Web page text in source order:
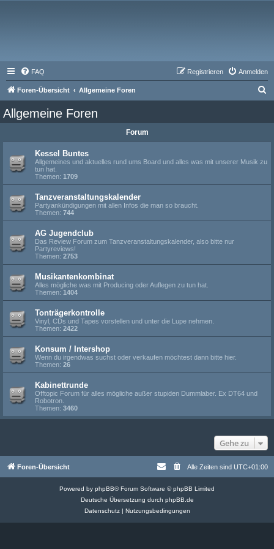
FAQ Anmelden
Registrieren
Foren-Übersicht Allgemeine Foren
Allgemeine Foren
Forum
Kessel Buntes
Allgemeines und aktuelles rund ums Board und alles was mit unserer Musik zu
tun hat.
Themen: 1709
Tanzveranstaltungskalender
Partyankündigungen mit allen Infos die man so braucht.
Themen: 744
AG Jugendclub
Das Review Forum zum Tanzveranstaltungskalender, also bitte nur
Partyreviews!
Themen: 2753
Musikantenkombinat
Alles mögliche was mit Producing oder Auflegen zu tun hat.
Themen: 1404
Tonträgerkontrolle
Vinyl, CDs und Tapes vorstellen und unter die Lupe nehmen.
Themen: 2422
Konsum / Intershop
Wenn du irgendwas suchst oder verkaufen möchtest dann bitte hier.
Themen: 26
Kabinettrunde
Offtopic Forum für alles mögliche außer stupiden Dummlaber. Ex DT64 und
Robotron.
Themen: 3460
Gehe zu
Foren-Übersicht Alle Zeiten sind UTC+01:00
Powered by phpBB® Forum Software © phpBB Limited
Deutsche Übersetzung durch phpBB.de
Datenschutz| Nutzungsbedingungen